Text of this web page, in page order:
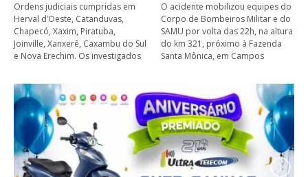
Ordens judiciais cumpridas em
Herval d’Oeste, Catanduvas,
Chapecó, Xaxim, Piratuba,
Joinville, Xanxerê, Caxambu do Sul
e Nova Erechim. Os investigados
O acidente mobilizou equipes do
Corpo de Bombeiros Militar e do
SAMU por volta das 22h, na altura
do km 321, próximo à Fazenda
Santa Mônica, em Campos